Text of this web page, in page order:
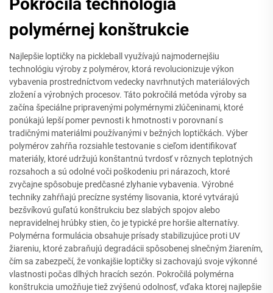
polymérnej konštrukcie
Najlepšie loptičky na pickleball využívajú najmodernejšiu
technológiu výroby z polymérov, ktorá revolucionizuje výkon
vybavenia prostredníctvom vedecky navrhnutých materiálových
zložení a výrobných procesov. Táto pokročilá metóda výroby sa
začína špeciálne pripravenými polymérnymi zlúčeninami, ktoré
ponúkajú lepší pomer pevnosti k hmotnosti v porovnaní s
tradičnými materiálmi používanými v bežných loptičkách. Výber
polymérov zahŕňa rozsiahle testovanie s cieľom identifikovať
materiály, ktoré udržujú konštantnú tvrdosť v rôznych teplotných
rozsahoch a sú odolné voči poškodeniu pri nárazoch, ktoré
zvyčajne spôsobuje predčasné zlyhanie vybavenia. Výrobné
techniky zahŕňajú precízne systémy lisovania, ktoré vytvárajú
bezšvíkovú guľatú konštrukciu bez slabých spojov alebo
nepravidelnej hrúbky stien, čo je typické pre horšie alternatívy.
Polymérna formulácia obsahuje prísady stabilizujúce proti UV
žiareniu, ktoré zabraňujú degradácii spôsobenej slnečným žiarením,
čím sa zabezpečí, že vonkajšie loptičky si zachovajú svoje výkonné
vlastnosti počas dlhých hracích sezón. Pokročilá polymérna
konštrukcia umožňuje tiež zvýšenú odolnosť, vďaka ktorej najlepšie